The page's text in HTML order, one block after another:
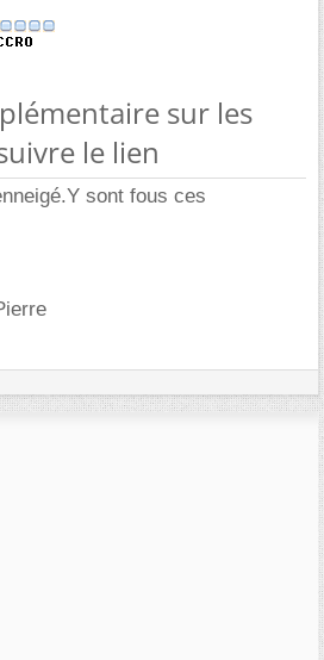
sur les
le lien
sont fous ces